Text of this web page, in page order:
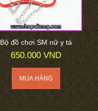
Bộ đồ chơi SM nữ y tá
650.000 VND